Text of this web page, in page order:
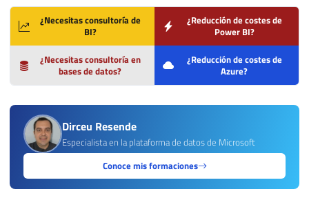
¿Necesitas consultoría de
BI?
¿Reducción de costes de
Power BI?
¿Necesitas consultoría en
bases de datos?
¿Reducción de costes de
Azure?
Dirceu Resende
Especialista en la plataforma de datos de Microsoft
Conoce mis formaciones